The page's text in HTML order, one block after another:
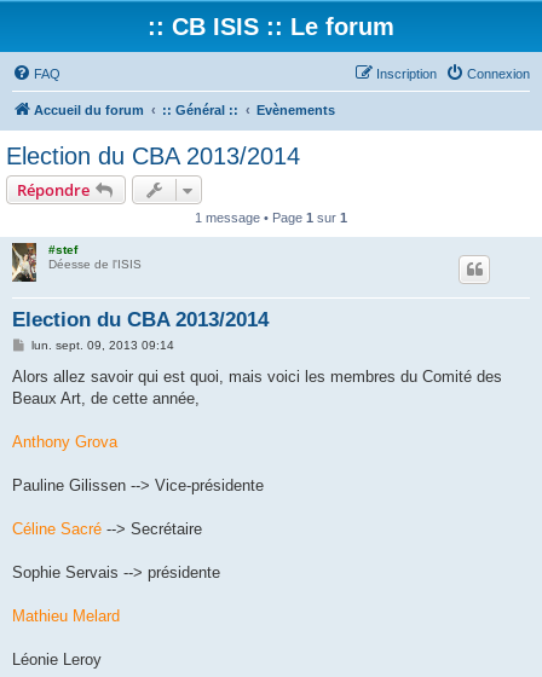
:: CB ISIS :: Le forum
FAQ Connexion
Inscription
Accueil du forum :: Général :: Evènements
Election du CBA 2013/2014
Répondre
1 message • Page 1 sur 1
#stef
Déesse de l'ISIS
Election du CBA 2013/2014
M
s
a
lun. sept. 09, 2013 09:14
Alors allez savoir qui est quoi, mais voici les membres du Comité des
Beaux Art, de cette année,
Anthony Grova
Pauline Gilissen --> Vice-présidente
Céline Sacré --> Secrétaire
Sophie Servais --> présidente
Mathieu Melard
Léonie Leroy